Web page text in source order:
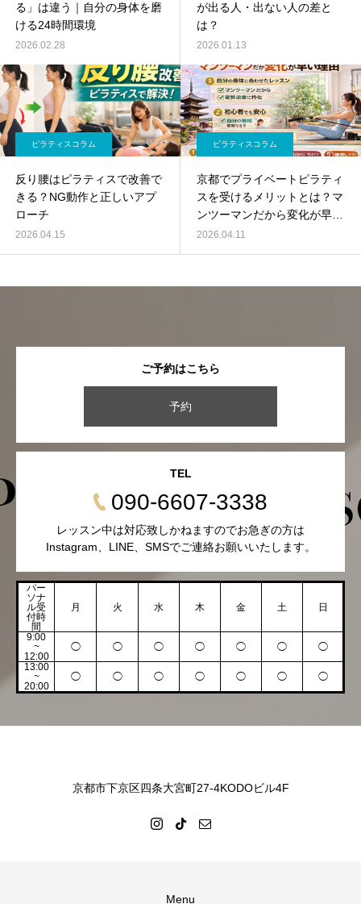
る」は違う｜自分の身体を磨
ける24時間環境
2026.02.28
が出る人・出ない人の差と
は？
2026.01.13
ピラティスコラム
反り腰はピラティスで改善で
きる？NG動作と正しいアプ
ローチ
2026.04.15
ピラティスコラム
京都でプライベートピラティ
スを受けるメリットとは？マ
ンツーマンだから変化が早い
理由
2026.04.11
ご予約はこちら
予約
TEL
090-6607-3338
レッスン中は対応致しかねますのでお急ぎの方は
Instagram、LINE、SMSでご連絡お願いいたします。
パー
ソナ
ル受
付時
間
月 火 水 木 金 土 日
9:00
~
12:00
◯ ◯ ◯ ◯ ◯ ◯
◯
13:00
~
20:00
◯ ◯ ◯ ◯ ◯ ◯ ◯
京都市下京区四条大宮町27-4KODOビル4F
Menu